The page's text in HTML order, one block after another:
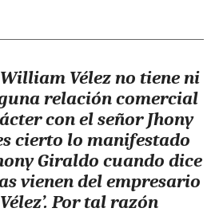
William Vélez no tiene ni
relación comercial
con el señor Jhony
cierto lo manifestado
Giraldo cuando dice
vienen del empresario
Por tal razón